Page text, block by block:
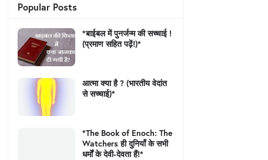
Popular Posts
*बाईबल में पुनर्जन्म की सच्चाई !
(प्रमाण सहित पढ़ें!)*
आत्मा क्या है ? (भारतीय वेदांत
से सच्चाई)*
*The Book of Enoch: The
Watchers ही दुनियाँ के सभी
धर्मों के देवी-देवता हैं!*